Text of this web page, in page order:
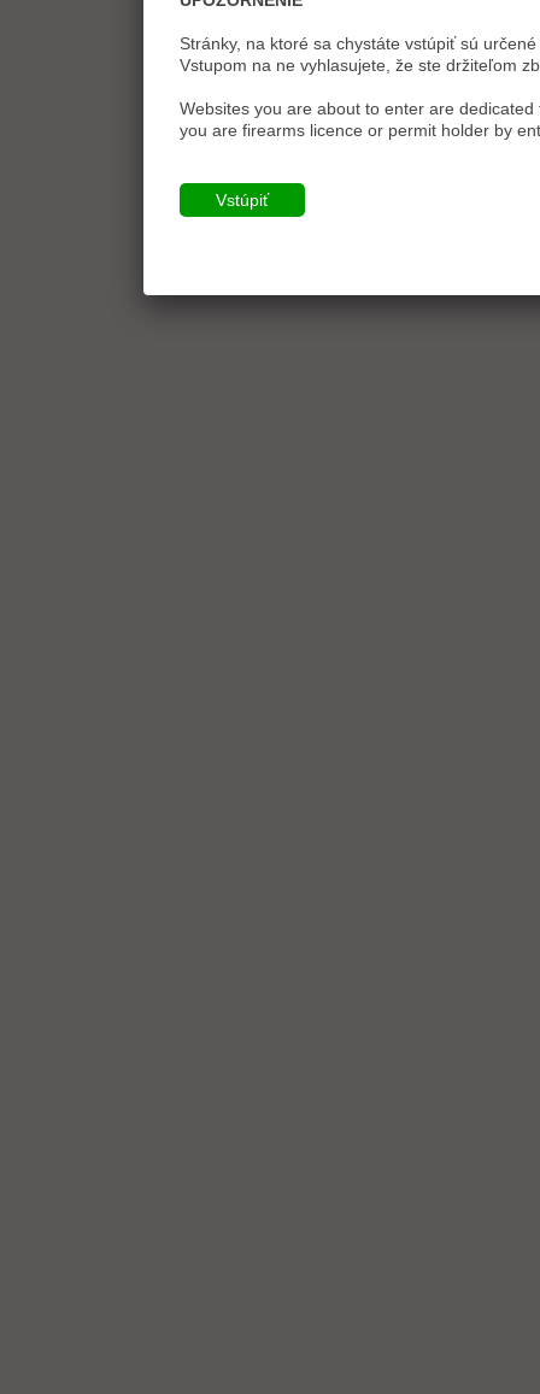
Stránky, na ktoré sa chystáte vstúpiť sú
Vstupom na ne vyhlasujete, že ste držiteľom
Websites you are about to enter are
you are firearms licence or permit holder by
Vstúpiť